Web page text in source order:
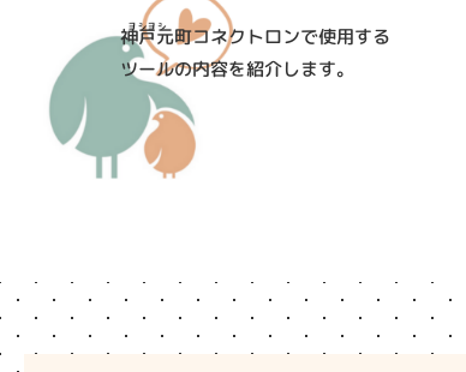
神戸元町コネクトロンで使用する
ツールの内容を紹介します。